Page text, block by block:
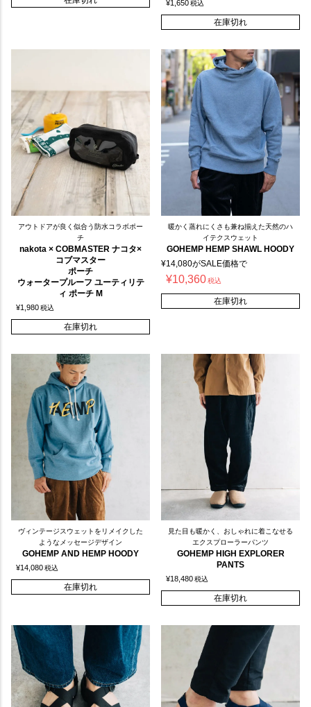
¥1,650税込
在庫切れ
アウトドアが良く似合う防水コラボポー
チ
nakota × COBMASTER ナコタ×
コブマスター
ポーチ
ウォータープルーフ ユーティリテ
ィ ポーチ M
¥1,980税込
在庫切れ
暖かく蒸れにくさも兼ね揃えた天然のハ
イテクスウェット
GOHEMP HEMP SHAWL HOODY
¥14,080がSALE価格で
¥10,360税込
在庫切れ
ヴィンテージスウェットをリメイクした
ようなメッセージデザイン
GOHEMP AND HEMP HOODY
¥14,080税込
在庫切れ
見た目も暖かく、おしゃれに着こなせる
エクスプローラーパンツ
GOHEMP HIGH EXPLORER
PANTS
¥18,480税込
在庫切れ